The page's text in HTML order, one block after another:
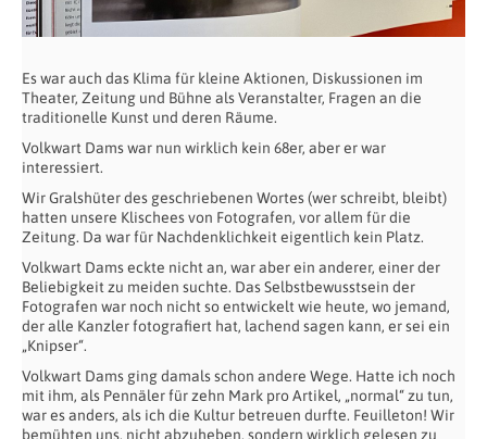
Es war auch das Klima für kleine Aktionen, Diskussionen im
Theater, Zeitung und Bühne als Veranstalter, Fragen an die
traditionelle Kunst und deren Räume.
Volkwart Dams war nun wirklich kein 68er, aber er war
interessiert.
Wir Gralshüter des geschriebenen Wortes (wer schreibt, bleibt)
hatten unsere Klischees von Fotografen, vor allem für die
Zeitung. Da war für Nachdenklichkeit eigentlich kein Platz.
Volkwart Dams eckte nicht an, war aber ein anderer, einer der
Beliebigkeit zu meiden suchte. Das Selbstbewusstsein der
Fotografen war noch nicht so entwickelt wie heute, wo jemand,
der alle Kanzler fotografiert hat, lachend sagen kann, er sei ein
„Knipser“.
Volkwart Dams ging damals schon andere Wege. Hatte ich noch
mit ihm, als Pennäler für zehn Mark pro Artikel, „normal“ zu tun,
war es anders, als ich die Kultur betreuen durfte. Feuilleton! Wir
bemühten uns, nicht abzuheben, sondern wirklich gelesen zu